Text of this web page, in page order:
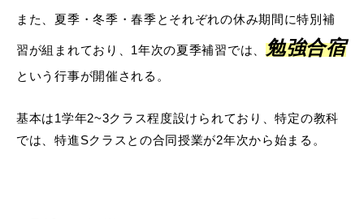
また、夏季・冬季・春季とそれぞれの休み期間に特別補
習が組まれており、1年次の夏季補習では、 勉強合宿
という行事が開催される。
基本は1学年2~3クラス程度設けられており、特定の教科
では、特進Sクラスとの合同授業が2年次から始まる。